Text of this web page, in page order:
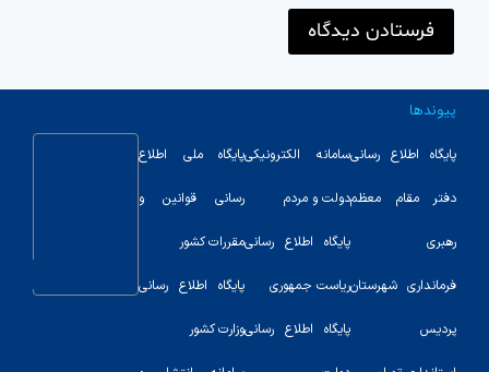
پیوندها
پایگاه اطلاع رسانی
دفتر مقام معظم
رهبری
فرمانداری شهرستان
پردیس
سامانه الکترونیکی
دولت و مردم
پایگاه اطلاع رسانی
ریاست جمهوری
پایگاه اطلاع رسانی
پایگاه ملی اطلاع
رسانی قوانین و
مقررات کشور
پایگاه اطلاع رسانی
وزارت کشور